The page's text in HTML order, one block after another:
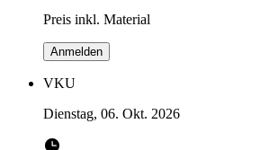
Preis inkl. Material
Anmelden
VKU
Dienstag, 06. Okt. 2026